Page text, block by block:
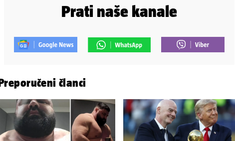
Prati naše kanale
Preporučeni članci